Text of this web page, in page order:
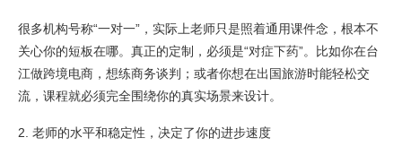
很多机构号称“一对一”，实际上老师只是照着通用课件念，根本不
关心你的短板在哪。真正的定制，必须是“对症下药”。比如你在台
江做跨境电商，想练商务谈判；或者你想在出国旅游时能轻松交
流，课程就必须完全围绕你的真实场景来设计。
2. 老师的水平和稳定性，决定了你的进步速度